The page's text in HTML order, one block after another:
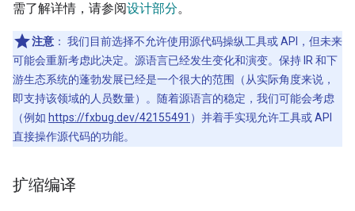
需了解详情，请参阅设计部分。
注意 ： 我们目前选择不允许使用源代码操纵工具或 API，但未来
可能会重新考虑此决定。源语言已经发生变化和演变。保持 IR 和下
游生态系统的蓬勃发展已经是一个很大的范围（从实际角度来说，
即支持该领域的人员数量）。随着源语言的稳定，我们可能会考虑
（例如 https://fxbug.dev/42155491 ）并着手实现允许工具或 API
直接操作源代码的功能。
扩缩编译